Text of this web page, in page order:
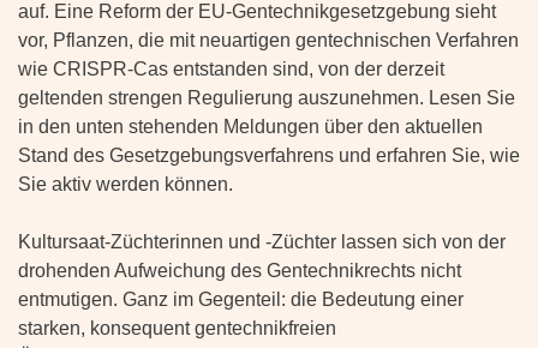
auf. Eine Reform der EU-Gentechnikgesetzgebung sieht
vor, Pflanzen, die mit neuartigen gentechnischen Verfahren
wie CRISPR-Cas entstanden sind, von der derzeit
geltenden strengen Regulierung auszunehmen. Lesen Sie
in den unten stehenden Meldungen über den aktuellen
Stand des Gesetzgebungsverfahrens und erfahren Sie, wie
Sie aktiv werden können.
Kultursaat-Züchterinnen und -Züchter lassen sich von der
drohenden Aufweichung des Gentechnikrechts nicht
entmutigen. Ganz im Gegenteil: die Bedeutung einer
starken, konsequent gentechnikfreien